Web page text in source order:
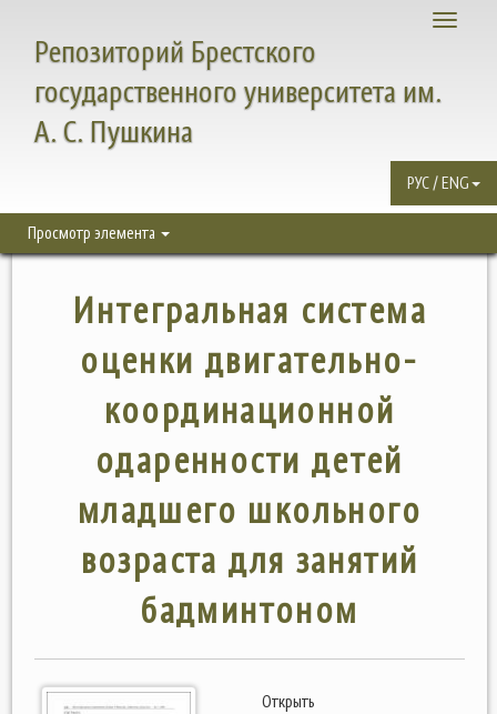
Toggle
Репозиторий Брестского
государственного университета им.
А. С. Пушкина
РУС / ENG
Просмотр элемента
Интегральная система
оценки двигательно-
координационной
одаренности детей
младшего школьного
возраста для занятий
бадминтоном
Открыть